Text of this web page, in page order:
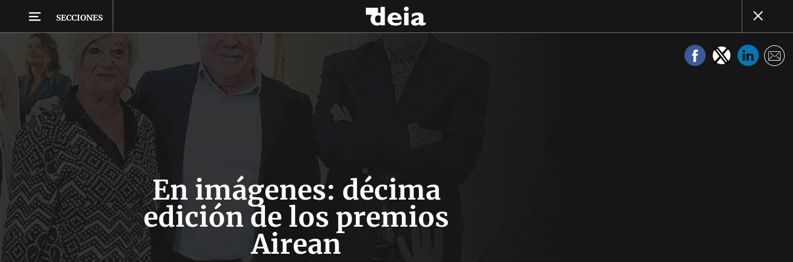
SECCIONES
En imágenes: décima
edición de los premios
Airean